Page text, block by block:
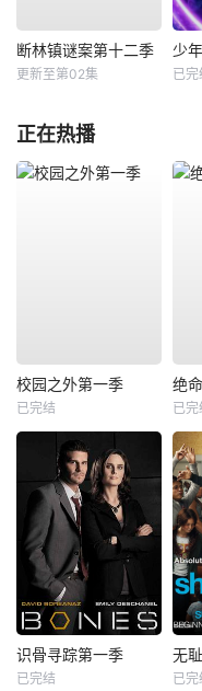
断林镇谜案第十二季
更新至第02集 已完
正在热播
校园之外第一季
已完结
绝
已完
识骨寻踪第一季
已完结 已完